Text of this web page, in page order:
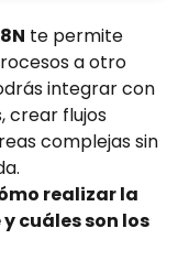
te permite
a otro
integrar con
crear flujos
complejas sin
realizar la
cuáles son los